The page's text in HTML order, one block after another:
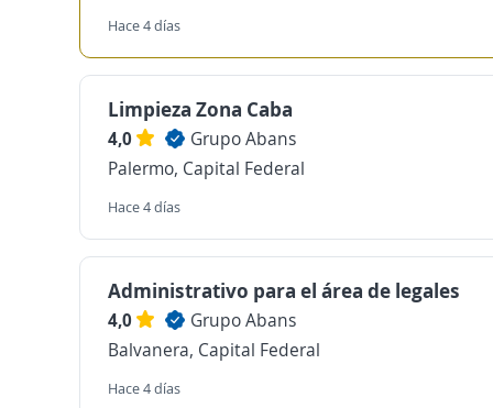
Hace 4 días
Limpieza Zona Caba
4,0
Grupo Abans
Palermo, Capital Federal
Hace 4 días
Administrativo para el área de legales
4,0
Grupo Abans
Balvanera, Capital Federal
Hace 4 días